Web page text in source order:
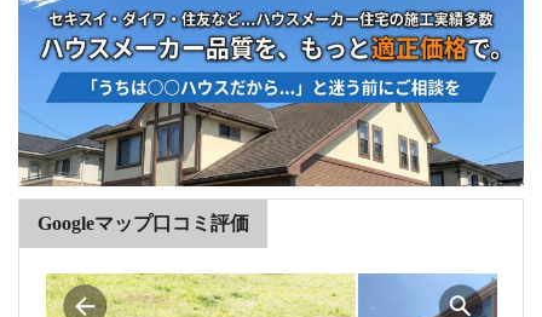
Googleマップ口コミ評価